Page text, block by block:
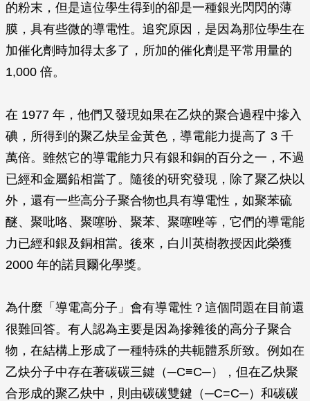
的粉末，但是這位學生得到的卻是一種銀光閃閃的薄
膜，具有些微的導電性。追究原因，是因為那位學生在
加催化劑時加得太多了，所加的催化劑是平常用量的
1,000 倍。
在 1977 年，他們又發現如果在乙炔的聚合過程中摻入
碘，所得到的聚乙炔呈金黃色，導電能力提高了 3 千
萬倍。雖然它的導電能力只有銀和銅的百分之一，不過
已經和金屬鉛相當了。隨後的研究發現，除了聚乙炔以
外，還有一些高分子聚合物也具有導電性，如聚苯硫
醚、聚吡咯、聚噻吩、聚苯、聚噻唑等，它們的導電能
力已經和銀及銅相當。後來，白川英樹教授因此榮獲
2000 年的諾貝爾化學獎。
為什麼「導電高分子」會有導電性？這個問題在目前還
很難回答。有人認為主要是因為摻雜後的高分子聚合
物，在結構上形成了一種特殊的共軛體系所致。例如在
乙炔分子中存在著碳碳三鍵（─C≡C─），但在乙炔聚
合形成的聚乙炔中，則由碳碳雙鍵（─C=C─）和碳碳